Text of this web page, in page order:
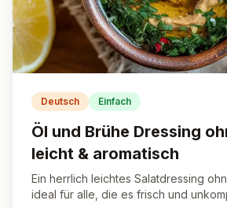
Deutsch Einfach
Öl und Brühe Dressing
leicht & aromatisch
Ein herrlich leichtes Salatdressing
ideal für alle, die es frisch und